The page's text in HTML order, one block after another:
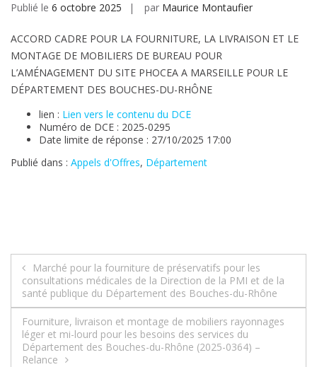
Publié le 6 octobre 2025 par Maurice Montaufier
ACCORD CADRE POUR LA FOURNITURE, LA LIVRAISON ET LE
MONTAGE DE MOBILIERS DE BUREAU POUR
L’AMÉNAGEMENT DU SITE PHOCEA A MARSEILLE POUR LE
DÉPARTEMENT DES BOUCHES-DU-RHÔNE
lien : Lien vers le contenu du DCE
Numéro de DCE : 2025-0295
Date limite de réponse : 27/10/2025 17:00
Publié dans : Appels d'Offres, Département
Navigation
de
l’article
Marché pour la fourniture de préservatifs pour les
consultations médicales de la Direction de la PMI et de la
santé publique du Département des Bouches-du-Rhône
Fourniture, livraison et montage de mobiliers rayonnages
léger et mi-lourd pour les besoins des services du
Département des Bouches-du-Rhône (2025-0364) –
Relance